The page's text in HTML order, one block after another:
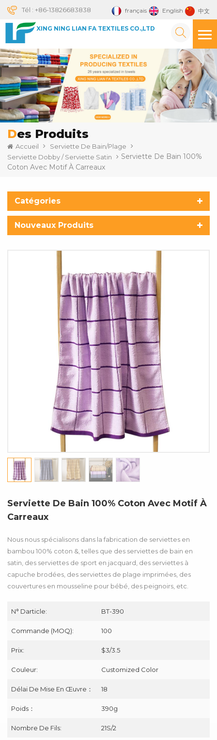
français English 中文
Tél : +86-13826683838
XING NING LIAN FA TEXTILES CO.,LTD
Des Produits
Accueil
Serviette De Bain/plage
Serviette Dobby / Serviette Satin
Serviette De Bain 100%
Coton Avec Motif À Carreaux
Catégories
Nouveaux Produits
Serviette De Bain 100% Coton Avec Motif À
Carreaux
Nous nous spécialisons dans la fabrication de serviettes en
bambou 100% coton &, telles que des serviettes de bain en
satin, des serviettes de sport en jacquard, des serviettes à
capuche brodées, des serviettes de plage imprimées, des
couvertures en mousseline pour bébé, des peignoirs, etc.
N° Darticle: BT-390
Commande (MOQ): 100
Prix: $3/3.5
Couleur: Customized Color
Délai De Mise En Œuvre： 18
Poids： 390g
Nombre De Fils: 21S/2